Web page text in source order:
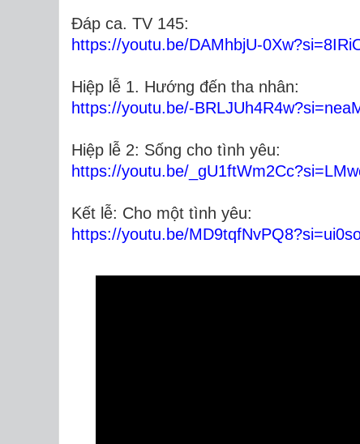
Đáp ca. TV 145:
https://youtu.be/DAMhbjU-
Hiệp lễ 1. Hướng đến tha nhân:
https://youtu.be/-
Hiệp lễ 2: Sống cho tình yêu:
https://youtu.be/
Kết lễ: Cho một tình yêu:
https://youtu.be/